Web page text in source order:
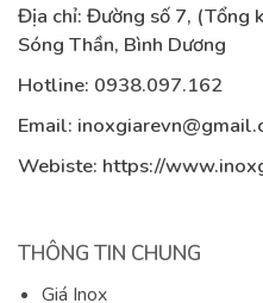
Địa chỉ: Đường số 7, (Tổng
Sóng Thần, Bình Dương
Hotline: 0938.097.162
Email:
Webiste: https://
THÔNG TIN CHUNG
Giá Inox